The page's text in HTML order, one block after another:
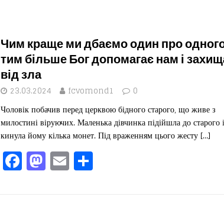
Чим краще ми дбаємо один про
тим більше Бог допомагає нам і
від зла
23.03.2024 fcvomond1 0
Чоловік побачив перед церквою бідного старого, що живе з
милостині віруючих. Маленька дівчинка підійшла до старого і
кинула йому кілька монет. Під враженням цього жесту […]
F
a
M
a
E
m